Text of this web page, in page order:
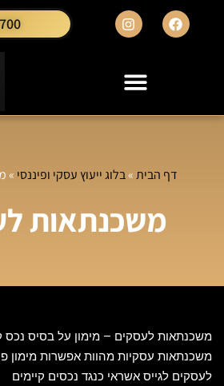
דף הבית»בלוג ייעוץ עסקי ופיננסי »
משכנתאות
משכנתאות לעסקים – מימון על בסיס נכס
משכנתאות עסקיותמהוות אפשרות מימון
לעסקים לגייס אשראי כנגד נכסים קיימים